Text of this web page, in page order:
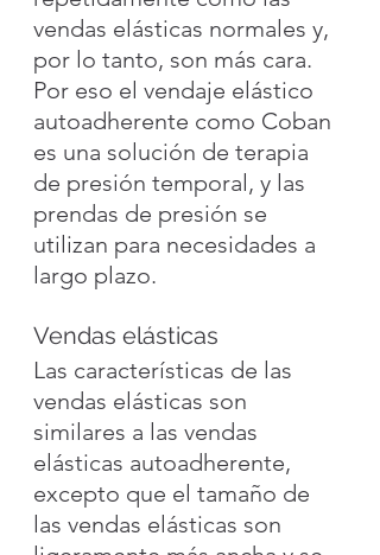
vendas elásticas normales y,
por lo tanto, son más cara.
Por eso el vendaje elástico
autoadherente como Coban
es una solución de terapia
de presión temporal, y las
prendas de presión se
utilizan para necesidades a
largo plazo.
Vendas elásticas
Las características de las
vendas elásticas son
similares a las vendas
elásticas autoadherente,
excepto que el tamaño de
las vendas elásticas son